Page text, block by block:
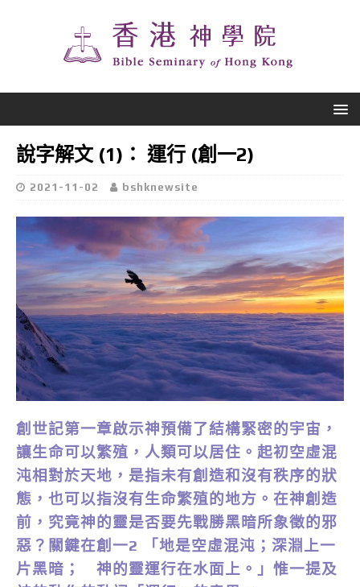
說字解文 (1)： 運行 (創一2)
2021-11-02 bshknewsite
創世記第一章啟示神預備了結構緊密的宇宙，
讓生命可以繁殖，人類可以居住。起初空虛混
沌相對於天地，是指未有創造和沒有秩序的狀
態，也可以指沒有生命繁殖的地方。在神創造
前，究竟神的靈是否要先戰勝黑暗所象徵的邪
惡？關鍵在創一2
「 地是空虛混沌；深淵上一
片黑暗； 神的靈運行在水面上。」惟一提及